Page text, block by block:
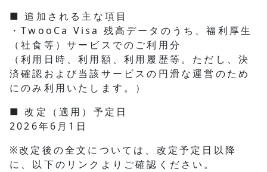
■ 追加される主な項目
・TwooCa Visa 残高データのうち、福利厚生
（社食等）サービスでのご利用分
（利用日時、利用額、利用履歴等。ただし、決
済確認および当該サービスの円滑な運営のため
にのみ利用いたします。）
■ 改定（適用）予定日
2026年6月1日
※改定後の全文については、改定予定日以降
に、以下のリンクよりご確認ください。